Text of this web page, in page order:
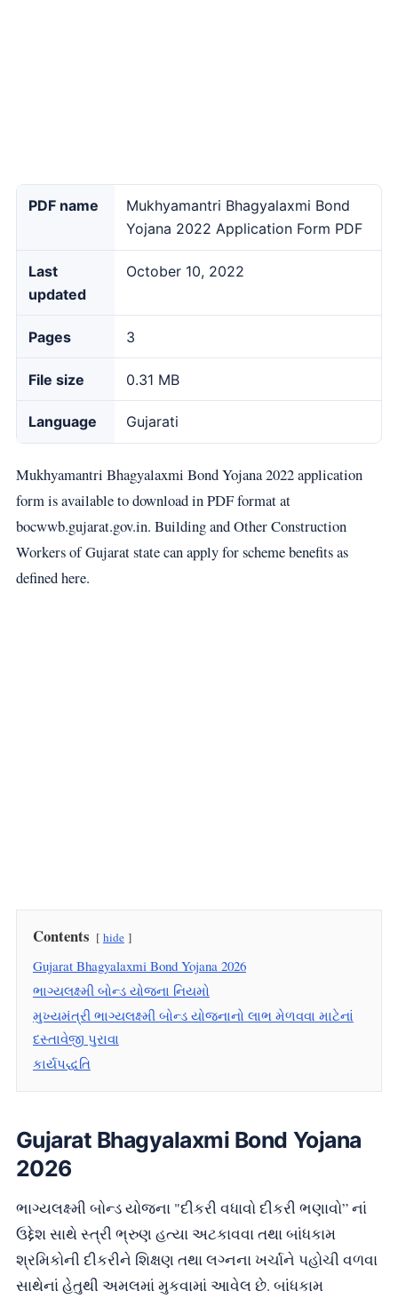
PDF name
Mukhyamantri Bhagyalaxmi Bond
Yojana 2022 Application Form PDF
Last
updated
October 10, 2022
Pages 3
File size 0.31 MB
Language Gujarati
Mukhyamantri Bhagyalaxmi Bond Yojana 2022 application
form is available to download in PDF format at
bocwwb.gujarat.gov.in. Building and Other Construction
Workers of Gujarat state can apply for scheme benefits as
defined here.
Contents hide
Gujarat Bhagyalaxmi Bond Yojana 2026
ભાગ્યલક્ષ્મી બોન્ડ યોજના નિયમો
મુખ્યમંત્રી ભાગ્યલક્ષ્મી બોન્ડ યોજનાનો લાભ મેળવવા માટેનાં
દસ્તાવેજી પુરાવા
કાર્યપદ્ધતિ
Gujarat Bhagyalaxmi Bond Yojana
2026
ભાગ્યલક્ષ્મી બોન્ડ યોજના "દીકરી વધાવો દીકરી ભણાવો” નાં
ઉદ્દેશ સાથે સ્ત્રી ભ્રુણ હત્યા અટકાવવા તથા બાંધકામ
શ્રમિકોની દીકરીને શિક્ષણ તથા લગ્નના ખર્ચાને પહોચી વળવા
સાથેનાં હેતુથી અમલમાં મુકવામાં આવેલ છે. બાંધકામ